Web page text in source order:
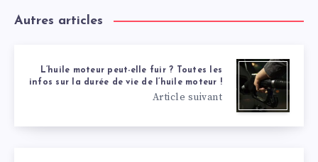
Autres articles
L’huile moteur peut-elle fuir ? Toutes les
infos sur la durée de vie de l’huile moteur !
Article suivant